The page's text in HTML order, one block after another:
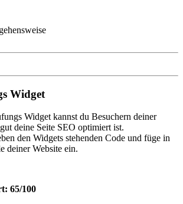
Widget
Widget kannst du Besuchern deiner
deine Seite SEO optimiert ist.
den Widgets stehenden Code und füge in
deiner Website ein.
65/100